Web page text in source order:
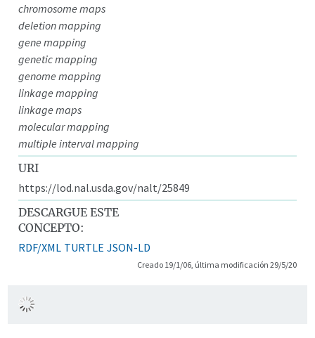
chromosome maps
deletion mapping
gene mapping
genetic mapping
genome mapping
linkage mapping
linkage maps
molecular mapping
multiple interval mapping
URI
https://lod.nal.usda.gov/nalt/25849
DESCARGUE ESTE
CONCEPTO:
RDF/XML TURTLE JSON-LD
Creado 19/1/06, última modificación 29/5/20